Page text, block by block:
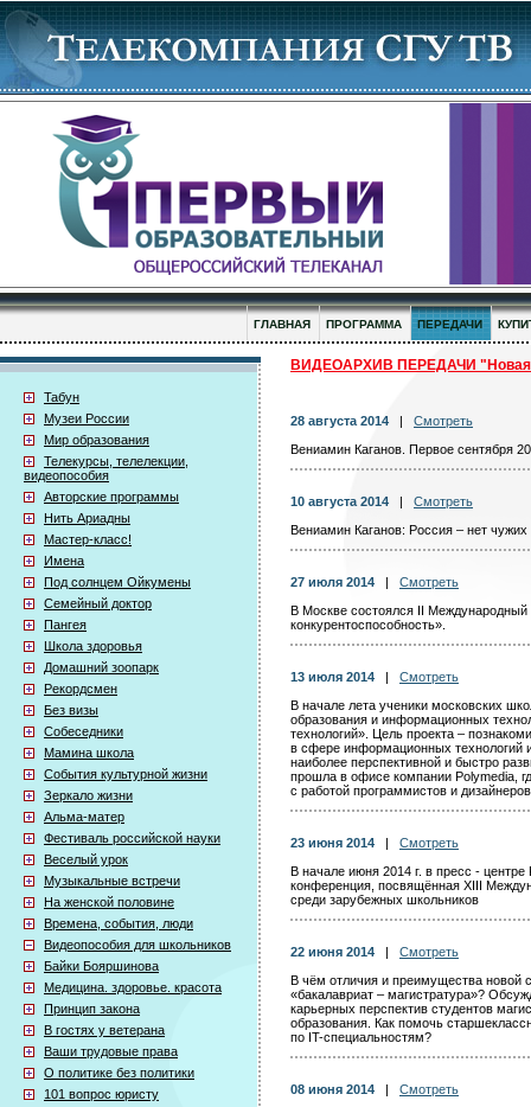
ГЛАВНАЯ ПРОГРАММА ПЕРЕДАЧИ
Табун
Музеи России
Мир образования
Телекурсы, телелекции,
видеопособия
Авторские программы
Нить Ариадны
Мастер-класс!
Имена
Под солнцем Ойкумены
Семейный доктор
Пангея
Школа здоровья
Домашний зоопарк
Рекордсмен
Без визы
Собеседники
Мамина школа
События культурной жизни
Зеркало жизни
Альма-матер
Фестиваль российской науки
Веселый урок
Музыкальные встречи
На женской половине
Времена, события, люди
Видеопособия для школьников
Байки Бояршинова
Медицина. здоровье. красота
Принцип закона
В гостях у ветерана
Ваши трудовые права
О политике без политики
101 вопрос юристу
ВИДЕОАРХИВ ПЕРЕДАЧИ
28 августа 2014
Смотреть
Вениамин Каганов. Первое сентября
10 августа 2014
Смотреть
Вениамин Каганов: Россия – нет чужих
27 июля 2014
Смотреть
В Москве состоялся II
конкурентоспособность».
13 июля 2014
Смотреть
В начале лета ученики московских
образования и информационных
технологий». Цель проекта –
в сфере информационных технологий
наиболее перспективной и быстро
прошла в офисе компании Polymedia,
с работой программистов и
23 июня 2014
Смотреть
В начале июня 2014 г. в пресс -
конференция, посвящённая XIII
среди зарубежных школьников
22 июня 2014
Смотреть
В чём отличия и преимущества новой
«бакалавриат – магистратура»?
карьерных перспектив студентов
образования. Как помочь
по IT-специальностям?
08 июня 2014
Смотреть